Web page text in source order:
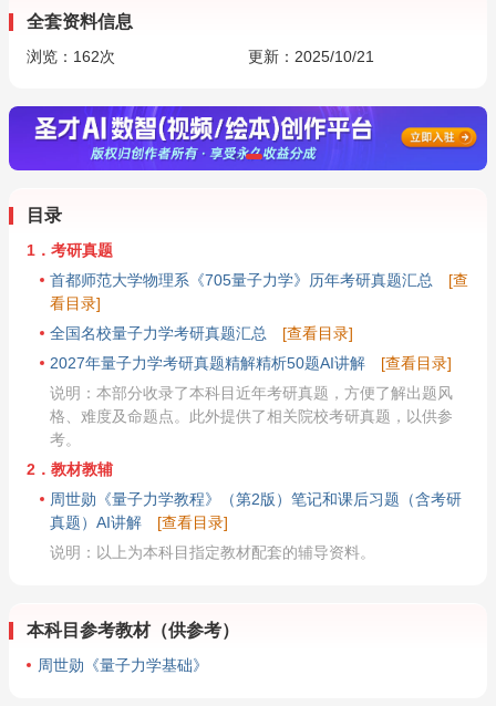
全套资料信息
浏览： 162次 更新：2025/10/21
目录
1．考研真题
首都师范大学物理系《705量子力学》历年考研真题汇总
[查
看目录]
全国名校量子力学考研真题汇总
[查看目录]
2027年量子力学考研真题精解精析50题AI讲解
[查看目录]
说明：本部分收录了本科目近年考研真题，方便了解出题风
格、难度及命题点。此外提供了相关院校考研真题，以供参
考。
2．教材教辅
周世勋《量子力学教程》（第2版）笔记和课后习题（含考研
真题）AI讲解
[查看目录]
说明：以上为本科目指定教材配套的辅导资料。
本科目参考教材（供参考）
周世勋《量子力学基础》